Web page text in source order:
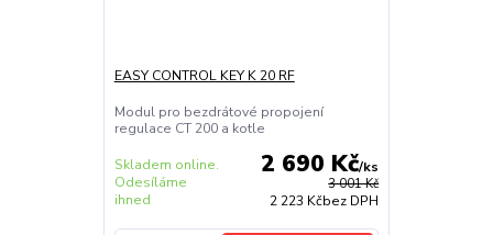
EASY CONTROL KEY K 20 RF
Modul pro bezdrátové propojení
regulace CT 200 a kotle
3 001 Kč
2 690 Kč/ks
2 223 Kčbez DPH
Skladem online.
Odesíláme
ihned